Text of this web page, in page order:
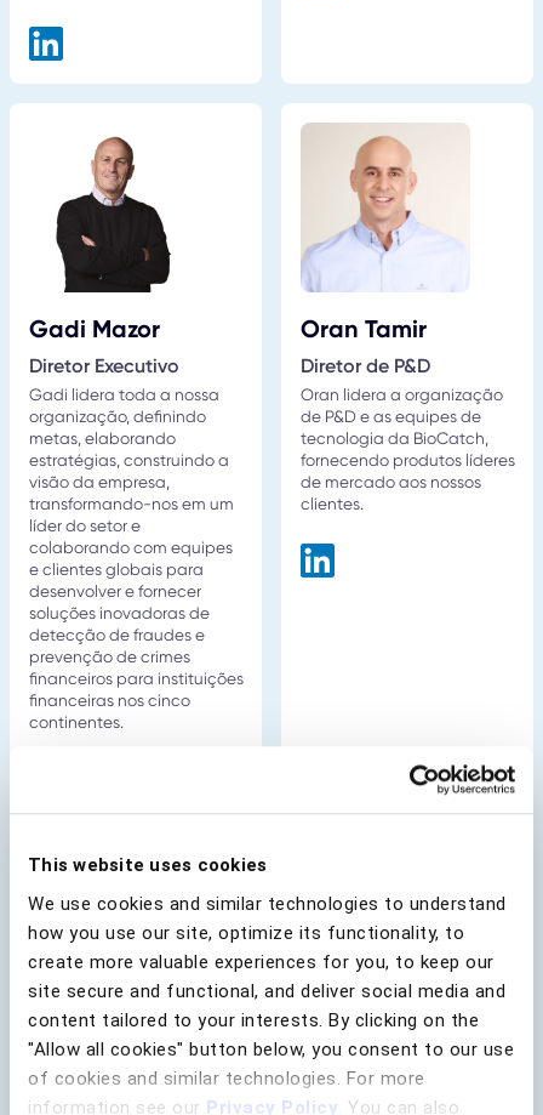
This website uses cookies
We use cookies and similar technologies to understand
how you use our site, optimize its functionality, to
create more valuable experiences for you, to keep our
site secure and functional, and deliver social media and
content tailored to your interests. By clicking on the
"Allow all cookies" button below, you consent to our use
of cookies and similar technologies. For more
information see our Privacy Policy. You can also
Gadi Mazor
Diretor Executivo
Gadi lidera toda a nossa
organização, definindo
metas, elaborando
estratégias, construindo a
visão da empresa,
transformando-nos em um
líder do setor e
colaborando com equipes
e clientes globais para
desenvolver e fornecer
soluções inovadoras de
detecção de fraudes e
prevenção de crimes
financeiros para instituições
financeiras nos cinco
continentes.
Oran Tamir
Diretor de P&D
Oran lidera a organização
de P&D e as equipes de
tecnologia da BioCatch,
fornecendo produtos líderes
de mercado aos nossos
clientes.
Eyran Blumberg
Diretor de operações
Jonathan Daly
Diretor de Marketing